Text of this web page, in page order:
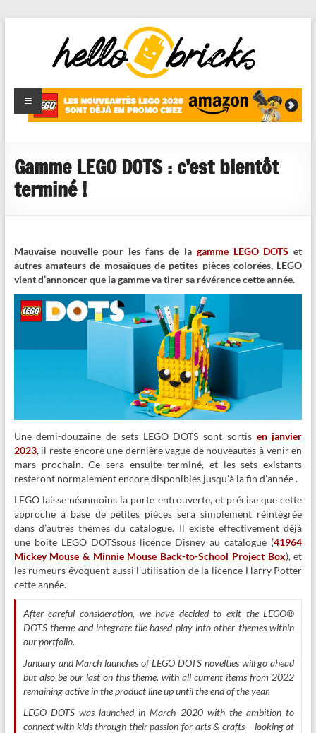
HelloBricks
Blog LEGO,
nouveaut�s
reviews
Gamme LEGO DOTS : c’est bientôt
terminé !
Mauvaise nouvelle pour les fans de la gamme LEGO DOTS et
autres amateurs de mosaïques de petites pièces colorées, LEGO
vient d’annoncer que la gamme va tirer sa révérence cette année.
Une demi-douzaine de sets LEGO DOTS sont sortis en janvier
2023, il reste encore une dernière vague de nouveautés à venir en
mars prochain. Ce sera ensuite terminé, et les sets existants
resteront normalement encore disponibles jusqu’à la fin d’année .
LEGO laisse néanmoins la porte entrouverte, et précise que cette
approche à base de petites pièces sera simplement réintégrée
dans d’autres thèmes du catalogue. Il existe effectivement déjà
une boite LEGO DOTSsous licence Disney au catalogue (41964
Mickey Mouse & Minnie Mouse Back-to-School Project Box), et
les rumeurs évoquent aussi l’utilisation de la licence Harry Potter
cette année.
After careful consideration, we have decided to exit the LEGO®
DOTS theme and integrate tile-based play into other themes within
our portfolio.
January and March launches of LEGO DOTS novelties will go ahead
but also be our last on this theme, with all current items from 2022
remaining active in the product line up until the end of the year.
LEGO DOTS was launched in March 2020 with the ambition to
connect with kids through their passion for arts & crafts – looking at